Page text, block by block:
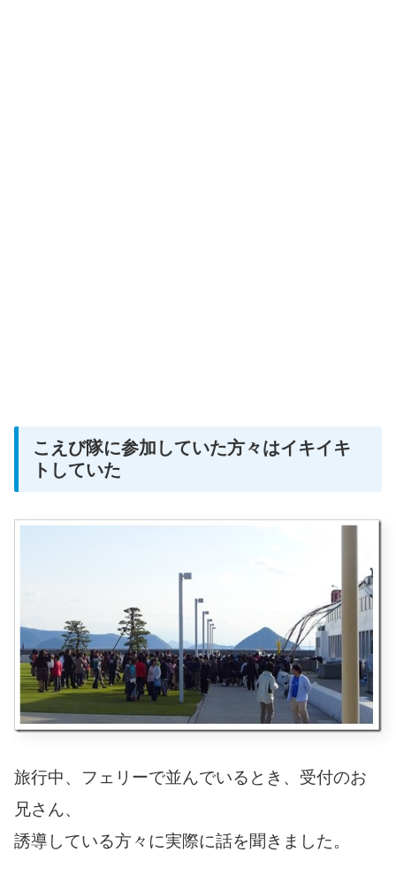
こえび隊に参加していた方々はイキイキ
トしていた
旅行中、フェリーで並んでいるとき、受付のお
兄さん、
誘導している方々に実際に話を聞きました。